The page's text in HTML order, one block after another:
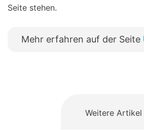
Seite stehen.
Mehr erfahren auf der Seite
Weitere Artikel